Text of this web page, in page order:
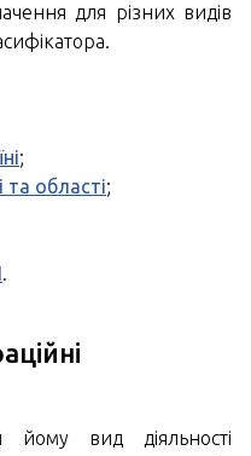
для різних видів
;
області;
.
вид діяльності